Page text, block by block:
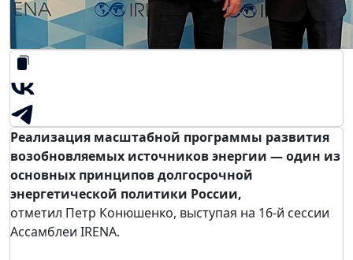
Реализация масштабной программы развития
возобновляемых источников энергии — один из
основных принципов долгосрочной
энергетической политики России,
отметил Петр Конюшенко, выступая на 16-й сессии
Ассамблеи IRENA.